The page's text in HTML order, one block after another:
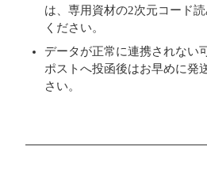
は、専用資材の2次元コード
ください。
データが正常に連携されない
ポストへ投函後はお早めに発
さい。